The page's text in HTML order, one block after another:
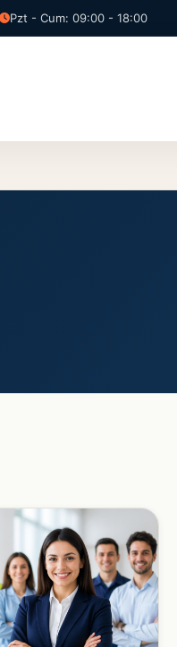
Pzt - Cum: 09:00 - 18:00